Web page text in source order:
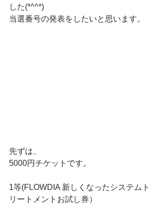
した(*^^*)
当選番号の発表をしたいと思います。
先ずは、
5000円チケットです。
1等(FLOWDIA 新しくなったシステムト
リートメントお試し券）